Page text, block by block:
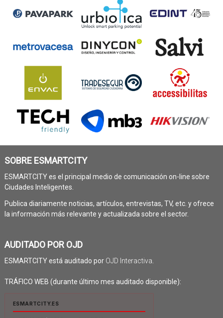
SOBRE ESMARTCITY
ESMARTCITY es el principal medio de comunicación on-line sobre
Ciudades Inteligentes.
Publica diariamente noticias, artículos, entrevistas, TV, etc. y ofrece
la información más relevante y actualizada sobre el sector.
AUDITADO POR OJD
ESMARTCITY está auditado por OJD Interactiva
TRÁFICO WEB (durante último mes auditado disponible):